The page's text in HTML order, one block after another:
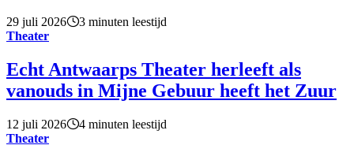
29 juli 2026
3 minuten leestijd
Theater
Echt Antwaarps Theater herleeft als
vanouds in Mijne Gebuur heeft het Zuur
12 juli 2026
4 minuten leestijd
Theater